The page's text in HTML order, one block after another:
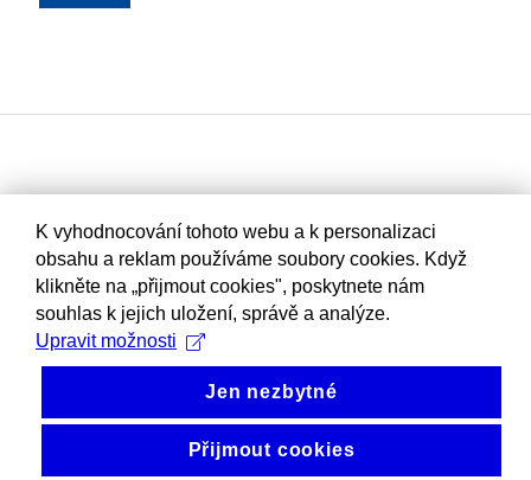
K vyhodnocování tohoto webu a k personalizaci
obsahu a reklam používáme soubory cookies. Když
klikněte na „přijmout cookies", poskytnete nám
souhlas k jejich uložení, správě a analýze.
Upravit možnosti
Jen nezbytné
Přijmout cookies